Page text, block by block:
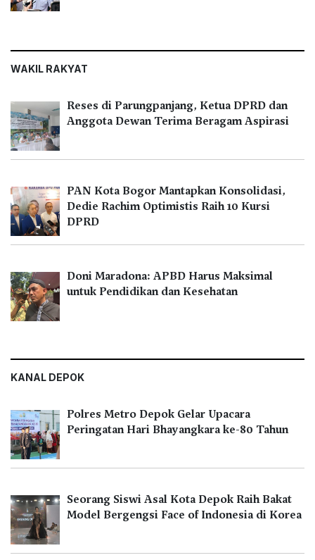
WAKIL RAKYAT
Reses di Parungpanjang, Ketua DPRD dan
Anggota Dewan Terima Beragam Aspirasi
PAN Kota Bogor Mantapkan Konsolidasi,
Dedie Rachim Optimistis Raih 10 Kursi
DPRD
Doni Maradona: APBD Harus Maksimal
untuk Pendidikan dan Kesehatan
KANAL DEPOK
Polres Metro Depok Gelar Upacara
Peringatan Hari Bhayangkara ke-80 Tahun
Seorang Siswi Asal Kota Depok Raih Bakat
Model Bergengsi Face of Indonesia di Korea